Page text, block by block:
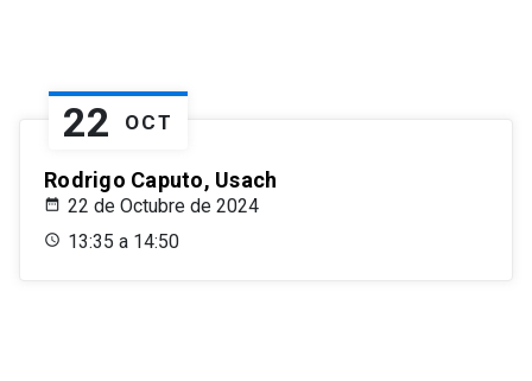
22 OCT
Rodrigo Caputo, Usach
22 de Octubre de 2024
13:35 a 14:50